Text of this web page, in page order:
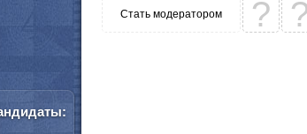
Стать модератором ?